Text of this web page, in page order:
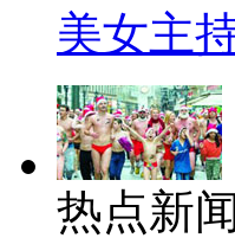
美女主
热点新闻